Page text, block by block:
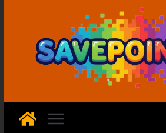
Διασχίστε τους
Skies αυτό το φθινόπωρο
Διακοπές και παιχνίδι για
Έρχεται 1η Σεπτεμβρίου